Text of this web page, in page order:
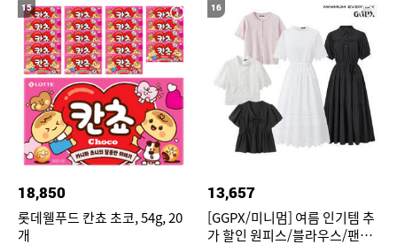
15
18,850
롯데웰푸드 칸쵸 초코, 54g, 20
개
16
13,657
[GGPX/미니멈] 여름 인기템 추
가 할인 원피스/블라우스/팬츠